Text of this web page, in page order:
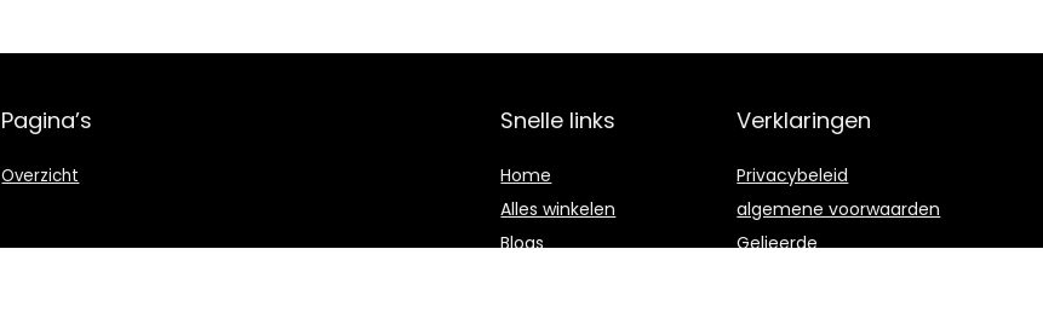
Pagina’s
Overzicht
Snelle links
Home
Alles winkelen
Blogs
Verklaringen
Privacybeleid
algemene voorwaarden
Gelieerde